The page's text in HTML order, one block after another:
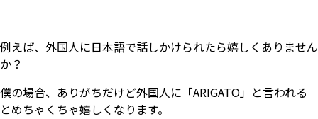
例えば、外国人に日本語で話しかけられたら嬉しくありません
か？
僕の場合、ありがちだけど外国人に「ARIGATO」と言われる
とめちゃくちゃ嬉しくなります。